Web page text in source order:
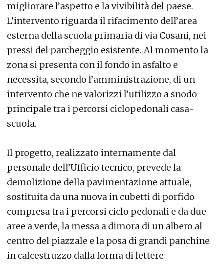
migliorare l’aspetto e la vivibilità del paese.
L’intervento riguarda il rifacimento dell’area
esterna della scuola primaria di via Cosani, nei
pressi del parcheggio esistente. Al momento la
zona si presenta con il fondo in asfalto e
necessita, secondo l’amministrazione, di un
intervento che ne valorizzi l’utilizzo a snodo
principale tra i percorsi ciclopedonali casa-
scuola.
Il progetto, realizzato internamente dal
personale dell’Ufficio tecnico, prevede la
demolizione della pavimentazione attuale,
sostituita da una nuova in cubetti di porfido
compresa tra i percorsi ciclo pedonali e da due
aree a verde, la messa a dimora di un albero al
centro del piazzale e la posa di grandi panchine
in calcestruzzo dalla forma di lettere